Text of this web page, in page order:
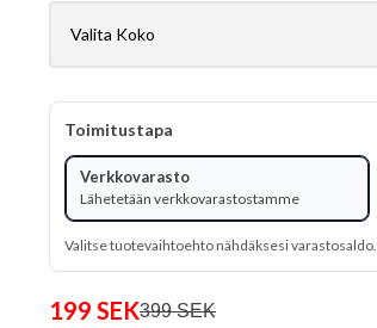
Toimitustapa
Verkkovarasto
Lähetetään verkkovarastostamme
Valitse tuotevaihtoehto nähdäksesi varastosaldo.
199 SEK399 SEK